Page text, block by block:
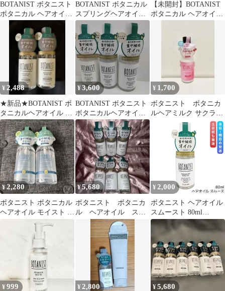
BOTANIST ボタニスト
ボタニカル ヘアオイル
BOTANIST ボタニカル
スプリングヘアオイル
サクラ＆プラム
【未開封】BOTANIST
ボタニカル ヘアオイル
¥2,488
★新品★BOTANIST ボ
タニカルヘアオイル ダ
メージケア 2本
¥3,600
BOTANIST ボタニスト
ボタニカルヘアオイル
スムース 3本セット
¥ 1,700
ボタニスト ボタニカ
ルヘアミルク サクラと
チェリーの香り 数量
限定品
¥2,280
ボタニスト ボタニカル
ヘアオイル モイスト ド
ラえもん 80ml 2本
¥5,680
ボタニスト ボタニカ
ル ヘアオイル スム
ースタイプ 6個セット
¥ 2,000
ボタニスト ヘアオイル
スムースト 80ml
BOTANIST ダメージケ
ア ツヤ 集中補修 ペア
ーとジャスミンの香り
スタイリング ヘアオイ
ル
¥999 ¥ 2,800 ¥5,680